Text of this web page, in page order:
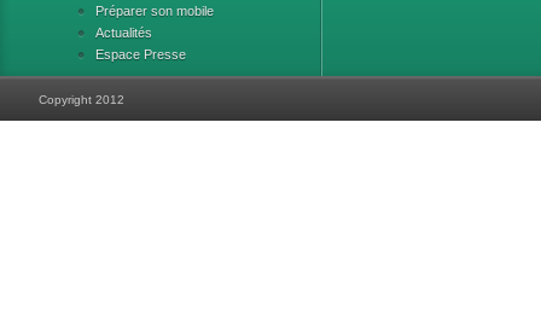
Préparer son mobile
Actualités
Espace Presse
Copyright 2012